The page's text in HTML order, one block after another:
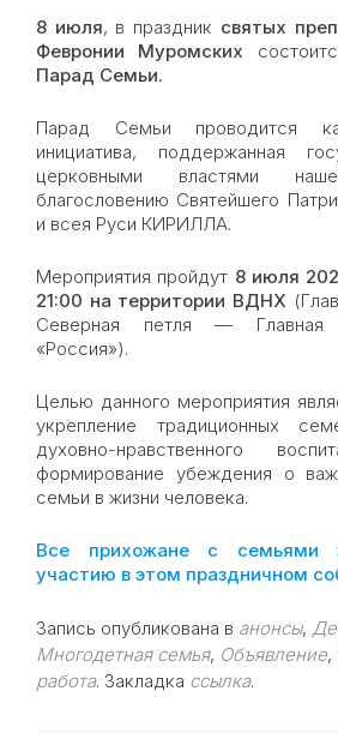
8 июля, в праздник святых
Февронии Муромских
Парад Семьи.
Парад Семьи проводится
инициатива, поддержанная
церковными властями
благословению Святейшего
и всея Руси КИРИЛЛА.
Мероприятия пройдут 8 июля
21:00 на территории ВДНХ
Северная петля — Главная
«Россия»).
Целью данного мероприятия
укрепление традиционных
духовно-нравственного
формирование убеждения о
семьи в жизни человека.
Все прихожане с семьями
участию в этом праздничном
Запись опубликована в анонсы,
Многодетная семья, Объявление,
работа. Закладка ссылка.